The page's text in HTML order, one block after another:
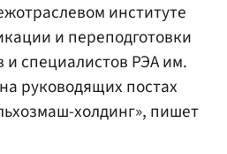
институте
и переподготовки
специалистов РЭА им.
руководящих постах
холдинг», пишет